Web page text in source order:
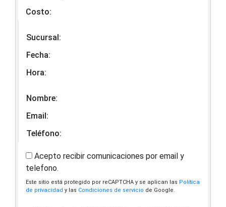
Costo:
Sucursal:
Fecha:
Hora:
Nombre:
Email:
Teléfono:
Acepto recibir comunicaciones por email y
telefono.
Este sitio está protegido por reCAPTCHA y se aplican las Política
de privacidad y las Condiciones de servicio de Google.